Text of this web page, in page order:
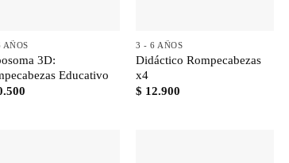
AÑOS
3D:
Educativo
3 - 6 AÑOS
Didáctico Rompecabezas
x4
$ 12.900